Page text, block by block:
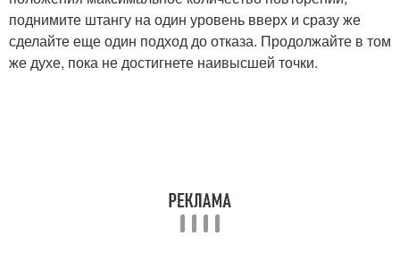
поднимите штангу на один уровень вверх и сразу же
сделайте еще один подход до отказа. Продолжайте в том
же духе, пока не достигнете наивысшей точки.